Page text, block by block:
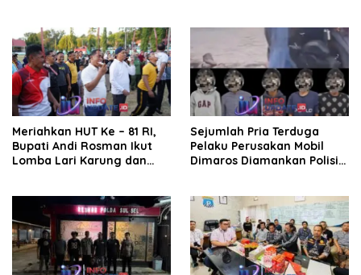
Meriahkan HUT Ke – 81 RI,
Bupati Andi Rosman Ikut
Lomba Lari Karung dan
Sejumlah Pria Terduga
Pelaku Perusakan Mobil
Dimaros Diamankan Polisi.